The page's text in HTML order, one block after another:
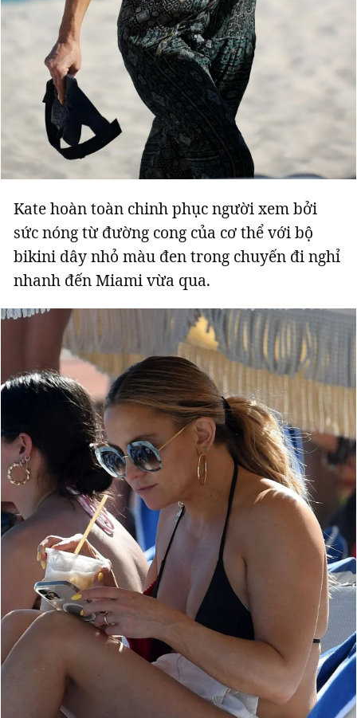
Kate hoàn toàn chinh phục người xem bởi
sức nóng từ đường cong của cơ thể với bộ
bikini dây nhỏ màu đen trong chuyến đi nghỉ
nhanh đến Miami vừa qua.